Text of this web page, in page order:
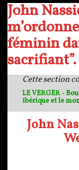
John
féminin
sacrifiant”.
Cette section
LE VERGER -
ibérique et le
John